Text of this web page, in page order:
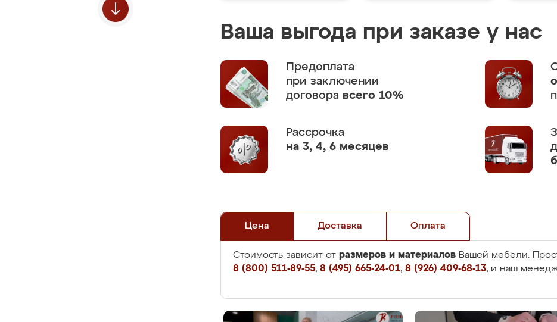
Ваша выгода при заказе у нас
Предоплата
при заключении
договора всего 10%
Рассрочка
на 3, 4, 6 месяцев
Цена Доставка Оплата
Стоимость зависит от размеров и материалов Вашей мебели.
8 (800) 511-89-55, 8 (495) 665-24-01, 8 (926) 409-68-13, и наш